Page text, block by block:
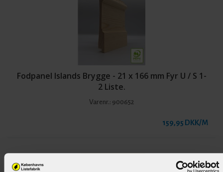
Fodpanel Islands Brygge - 21 x 166 mm Fyr U / S 1-
2 Liste.
Varenr.: 900652
159,95 DKK/M